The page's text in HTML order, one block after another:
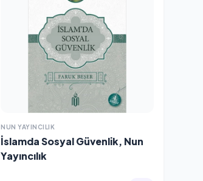
NUN YAYINCILIK
İslamda Sosyal Güvenlik, Nun
Yayıncılık